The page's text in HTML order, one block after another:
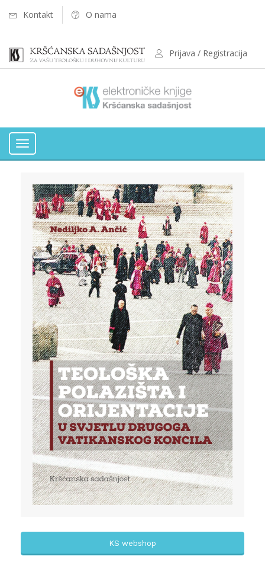
Kontakt O nama
Prijava / Registracija
Toggle
KS webshop